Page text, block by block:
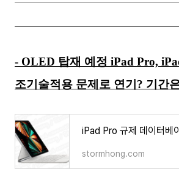
- OLED 탑재 예정 iPad Pro,
조기술적용 문제로 연기? 기간
stormhong.com